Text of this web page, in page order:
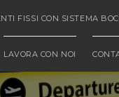
FISSI CON SISTEMA
LAVORA CON NOI